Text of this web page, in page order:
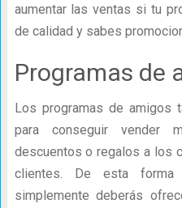
aumentar las ventas si tu
de calidad y sabes
Programas de
Los programas de amigos
para conseguir vender
descuentos o regalos a los
clientes. De esta forma
simplemente deberás